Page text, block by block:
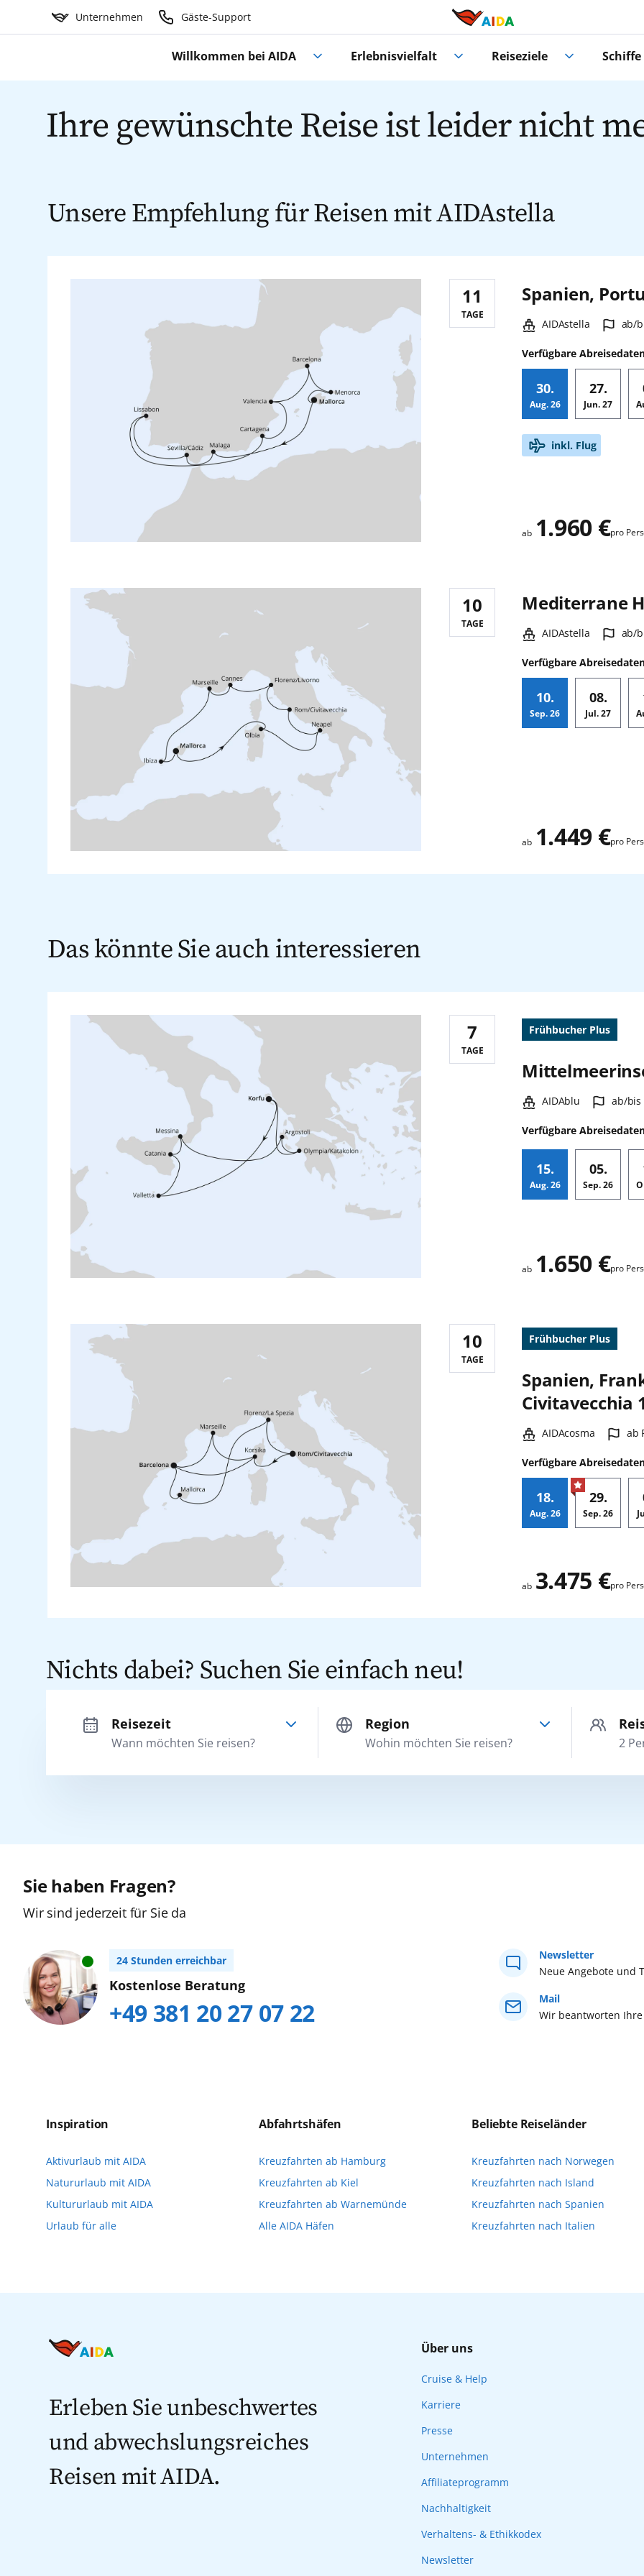
Unternehmen Gäste-Support
Willkommen bei AIDA Erlebnisvielfalt Reiseziele Schiffe
Ihre gewünschte Reise ist leider nicht
Unsere Empfehlung für Reisen mit AIDAstella
Spanien,
Schiff:
AIDAstella ab/
Verfügbare
30.
Aug. 26
27.
Jun.27
Reisedauer:
11
TAGE
Zusatzinkl. Flug
ab 1.960 €pro
Mediterrane
Schiff:
AIDAstella ab/
Verfügbare
10.
Sep.26
08.
Jul.27
Reisedauer:
10
TAGE
ab 1.449 €pro
Das könnte Sie auch interessieren
Frühbucher Plus
Schiff:
AIDAblu Hafen:
ab/bis
Verfügbare
15.
Aug. 26
05.
Sep.26
Reisedauer:
7
TAGE
ab 1.650 €pro
Frühbucher Plus
Spanien,
Civitavecchia 1
Schiff:
AIDAcosma ab
Verfügbare
18.
Aug. 26
29.
Sep.26
Reisedauer:
10
TAGE
ab 3.475 €pro
Nichts dabei? Suchen Sie einfach neu!
Wann möchten Sie reisen?
Reisezeit
Zurücksetzen
Wohin möchten Sie reisen?
Region
Adria
Karibik
Nordeuropa
2
Erwachsene
ab 25 Jahre
Sie haben Fragen?
Wir sind jederzeit für Sie da
24 Stunden erreichbar
Kostenlose Beratung
+49 381 20 27 07 22
Neue Angebote und
Newsletter
Wir beantworten Ihre
Mail
Inspiration
Aktivurlaub mit AIDA
Natururlaub mit AIDA
Kultururlaub mit AIDA
Urlaub für alle
Abfahrtshäfen
Kreuzfahrten ab Hamburg
Kreuzfahrten ab Kiel
Kreuzfahrten ab Warnemünde
Alle AIDA Häfen
Beliebte Reiseländer
Kreuzfahrten nach Norwegen
Kreuzfahrten nach Island
Kreuzfahrten nach Spanien
Kreuzfahrten nach Italien
Erleben Sie unbeschwertes
und abwechslungsreiches
Reisen mit AIDA.
Über uns
Cruise & Help
Karriere
Presse
Unternehmen
Affiliateprogramm
Nachhaltigkeit
Verhaltens- & Ethikkodex
Newsletter